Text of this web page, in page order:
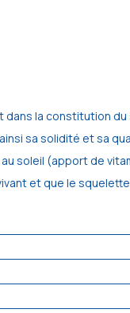
dans la constitution
sa solidité et sa
soleil (apport de
et que le